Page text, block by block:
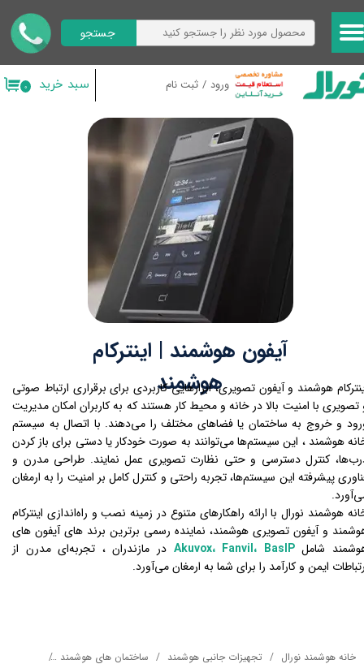
ورود / ثبت نام
حساب کاربری من
تغییر گذر واژه
خروج از حساب کاربری
جستجو
۰ سبد خرید
آیفون هوشمند | اینترکام
هوشمند
هوشمند و آیفون تصویری، ابزارهایی کاربردی برای برقراری ارتباط صوتی
تصویری با امنیت بالا در خانه و محیط کار هستند که به کاربران امکان مدیریت
و خروج به ساختمان یا فضاهای مختلف را می‌دهند. با اتصال به سیستم
هوشمند ، این سیستم‌ها می‌توانند به صورت خودکار یا دستی برای باز کردن
کنترل دسترسی و حتی نظارت تصویری عمل نمایند. طراحی مدرن و
پیشرفته این سیستم‌ها، تجربه راحتی و کنترل کامل بر امنیت را به ارمغان
هوشمند نورال با ارائه راهکارهای متنوع در زمینه نصب و راه‌اندازی اینترکام
و آیفون تصویری هوشمند، نماینده رسمی برترین برند های آیفون های
شاملAkuvox، Fanvil، BasIP در مازندران ، تجربه‌ای مدرن از
ایمن و کارآمد را برای شما به ارمغان می‌آورد.
خانه هوشمند نورال تجهیزات جانبی هوشمند ساختمان های هوشمند